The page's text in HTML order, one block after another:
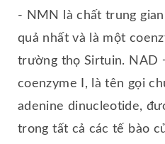
- NMN là chất trung
quả nhất và là một
trường thọ Sirtuin. NAD
coenzyme I, là tên gọi
adenine dinucleotide,
trong tất cả các tế bào